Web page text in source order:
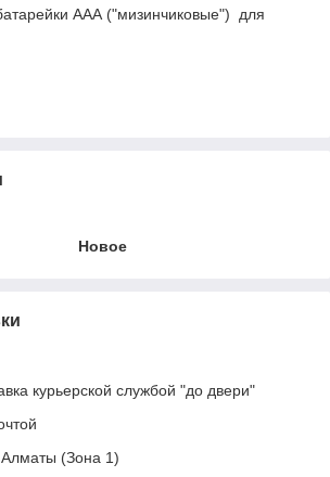
ААА ("мизинчиковые") для
Новое
курьерской службой "до двери"
Алматы (Зона 1)